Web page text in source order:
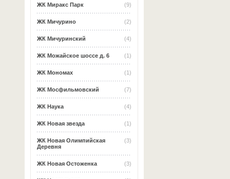
(9)
ЖК Миракс Парк
(2)
ЖК Мичурино
(4)
ЖК Мичуринский
(1)
ЖК Можайское шоссе д. 6
(1)
ЖК Мономах
(7)
ЖК Мосфильмовский
(4)
ЖК Наука
(1)
ЖК Новая звезда
(3)
ЖК Новая Олимпийская
Деревня
(3)
ЖК Новая Остоженка